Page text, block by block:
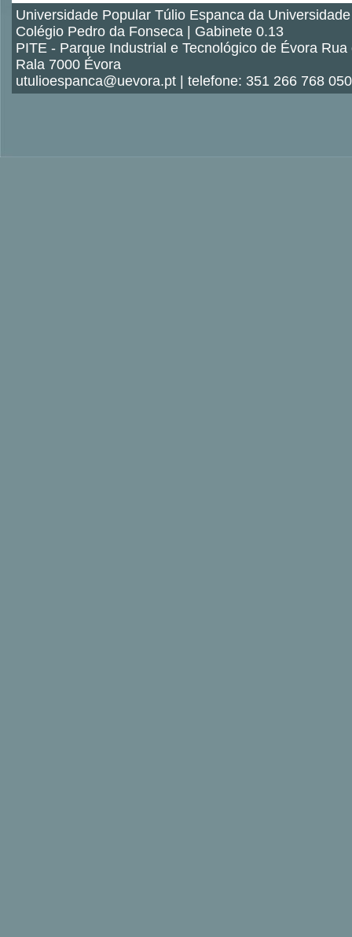
Universidade Popular Túlio Espanca da
Colégio Pedro da Fonseca | Gabinete 0.13
PITE - Parque Industrial e Tecnológico de Évora Rua
Rala 7000 Évora
utulioespanca@uevora.pt | telefone: 351 266 768 050